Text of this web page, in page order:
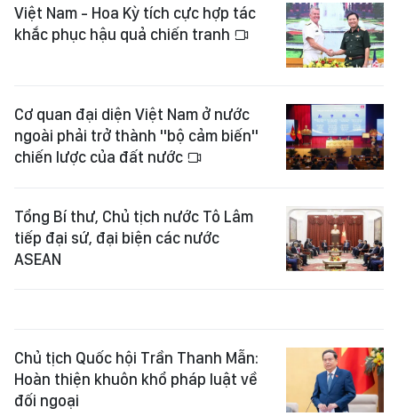
Việt Nam - Hoa Kỳ tích cực hợp tác
khắc phục hậu quả chiến tranh
Cơ quan đại diện Việt Nam ở nước
ngoài phải trở thành "bộ cảm biến"
chiến lược của đất nước
Tổng Bí thư, Chủ tịch nước Tô Lâm
tiếp đại sứ, đại biện các nước
ASEAN
Chủ tịch Quốc hội Trần Thanh Mẫn:
Hoàn thiện khuôn khổ pháp luật về
đối ngoại